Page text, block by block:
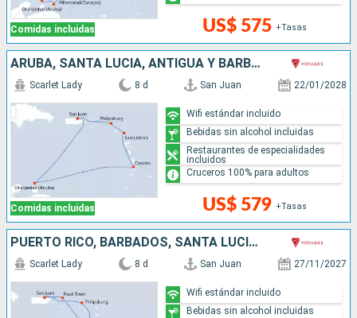
Comidas incluidas US$ 575 +Tasas
ARUBA, SANTA LUCIA, ANTIGUA Y BARBUDA, SAN MARTÍN, PUERTO RICO
Comidas incluidas
Scarlet Lady 8 d San Juan 22/01/2028
US$ 579 +Tasas
Wifi estándar incluido
Bebidas sin alcohol incluidas
Restaurantes de especialidades
incluidos
Cruceros 100% para adultos
PUERTO RICO, BARBADOS, SANTA LUCIA, DOMINICA, SAN MARTÍN
Scarlet Lady 8 d San Juan 27/11/2027
Wifi estándar incluido
Bebidas sin alcohol incluidas